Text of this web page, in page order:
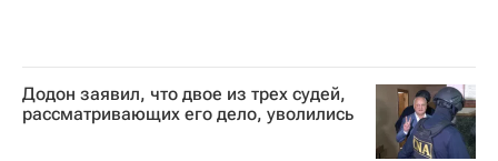
Додон заявил, что двое из трех судей,
рассматривающих его дело, уволились